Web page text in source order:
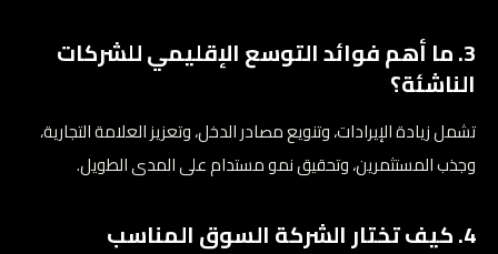
3. ما أهم فوائد التوسع الإقليمي للشركات
الناشئة؟
تشمل زيادة الإيرادات، وتنويع مصادر الدخل، وتعزيز العلامة التجارية،
وجذب المستثمرين، وتحقيق نمو مستدام على المدى الطويل.
4. كيف تختار الشركة السوق المناسب